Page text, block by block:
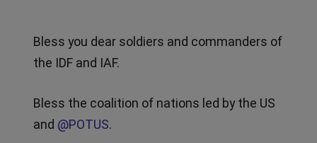
Bless you dear soldiers and commanders of
the IDF and IAF.
Bless the coalition of nations led by the US
and @POTUS.